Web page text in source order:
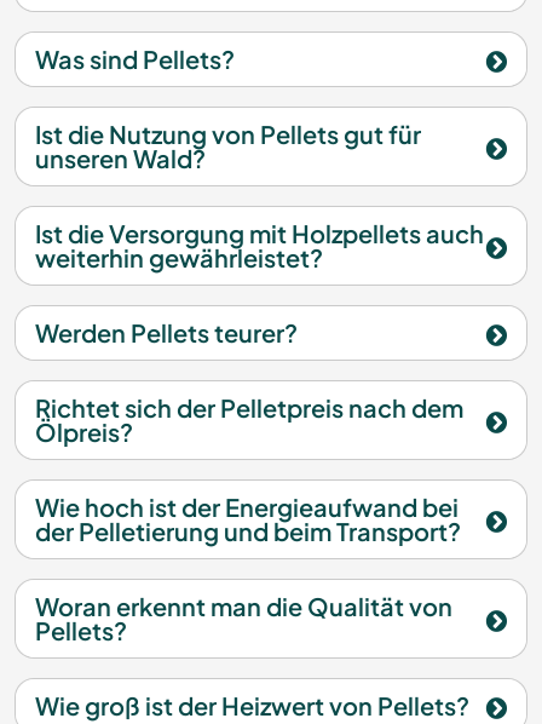
Was sind Pellets?
Ist die Nutzung von Pellets gut für
unseren Wald?
Ist die Versorgung mit Holzpellets auch
weiterhin gewährleistet?
Werden Pellets teurer?
Richtet sich der Pelletpreis nach dem
Ölpreis?
Wie hoch ist der Energieaufwand bei
der Pelletierung und beim Transport?
Woran erkennt man die Qualität von
Pellets?
Wie groß ist der Heizwert von Pellets?